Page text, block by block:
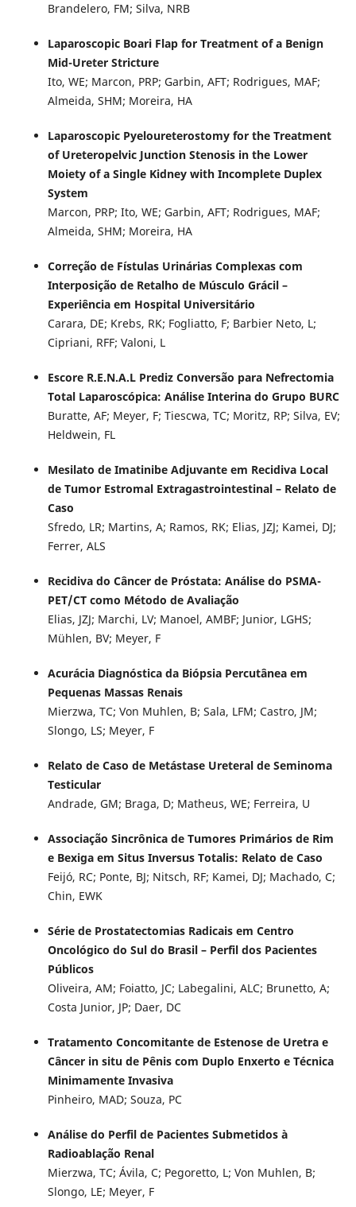
Brandelero, FM; Silva, NRB
Laparoscopic Boari Flap for Treatment of a Benign
Mid-Ureter Stricture
Ito, WE; Marcon, PRP; Garbin, AFT; Rodrigues, MAF;
Almeida, SHM; Moreira, HA
Laparoscopic Pyeloureterostomy for the Treatment
of Ureteropelvic Junction Stenosis in the Lower
Moiety of a Single Kidney with Incomplete Duplex
System
Marcon, PRP; Ito, WE; Garbin, AFT; Rodrigues, MAF;
Almeida, SHM; Moreira, HA
Correção de Fístulas Urinárias Complexas com
Interposição de Retalho de Músculo Grácil –
Experiência em Hospital Universitário
Carara, DE; Krebs, RK; Fogliatto, F; Barbier Neto, L;
Cipriani, RFF; Valoni, L
Escore R.E.N.A.L Prediz Conversão para Nefrectomia
Total Laparoscópica: Análise Interina do Grupo BURC
Buratte, AF; Meyer, F; Tiescwa, TC; Moritz, RP; Silva, EV;
Heldwein, FL
Mesilato de Imatinibe Adjuvante em Recidiva Local
de Tumor Estromal Extragastrointestinal – Relato de
Caso
Sfredo, LR; Martins, A; Ramos, RK; Elias, JZJ; Kamei, DJ;
Ferrer, ALS
Recidiva do Câncer de Próstata: Análise do PSMA-
PET/CT como Método de Avaliação
Elias, JZJ; Marchi, LV; Manoel, AMBF; Junior, LGHS;
Mühlen, BV; Meyer, F
Acurácia Diagnóstica da Biópsia Percutânea em
Pequenas Massas Renais
Mierzwa, TC; Von Muhlen, B; Sala, LFM; Castro, JM;
Slongo, LS; Meyer, F
Relato de Caso de Metástase Ureteral de Seminoma
Testicular
Andrade, GM; Braga, D; Matheus, WE; Ferreira, U
Associação Sincrônica de Tumores Primários de Rim
e Bexiga em Situs Inversus Totalis: Relato de Caso
Feijó, RC; Ponte, BJ; Nitsch, RF; Kamei, DJ; Machado, C;
Chin, EWK
Série de Prostatectomias Radicais em Centro
Oncológico do Sul do Brasil – Perfil dos Pacientes
Públicos
Oliveira, AM; Foiatto, JC; Labegalini, ALC; Brunetto, A;
Costa Junior, JP; Daer, DC
Tratamento Concomitante de Estenose de Uretra e
Câncer in situ de Pênis com Duplo Enxerto e Técnica
Minimamente Invasiva
Pinheiro, MAD; Souza, PC
Análise do Perfil de Pacientes Submetidos à
Radioablação Renal
Mierzwa, TC; Ávila, C; Pegoretto, L; Von Muhlen, B;
Slongo, LE; Meyer, F